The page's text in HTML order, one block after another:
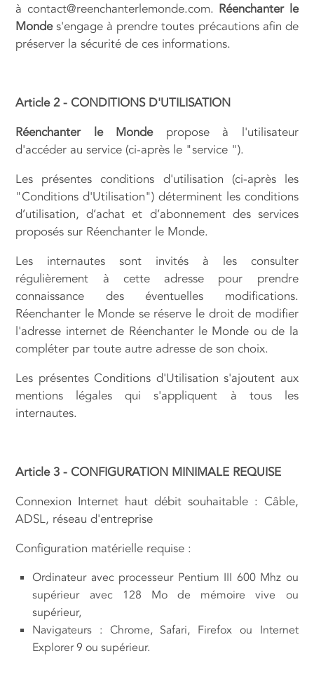
à contact@reenchanterlemonde.com. Réenchanter le
Mondes'engage à prendre toutes précautions afin de
préserver la sécurité de ces informations.
Article 2 - CONDITIONS D'UTILISATION
Réenchanter le Mondepropose à l'utilisateur
d'accéder au service (ci-après le "service ").
Les présentes conditions d'utilisation (ci-après les
"Conditions d'Utilisation") déterminent les conditions
d’utilisation, d’achat et d’abonnement des services
proposés sur Réenchanter le Monde.
Les internautes sont invités à les consulter
régulièrement à cette adresse pour prendre
connaissance des éventuelles modifications.
Réenchanter le Monde se réserve le droit de modifier
l'adresse internet de Réenchanter le Monde ou de la
compléter par toute autre adresse de son choix.
Les présentes Conditions d'Utilisation s'ajoutent aux
mentions légales qui s'appliquent à tous les
internautes.
Article 3 - CONFIGURATION MINIMALE REQUISE
Connexion Internet haut débit souhaitable : Câble,
ADSL, réseau d'entreprise
Configuration matérielle requise :
Ordinateur avec processeur Pentium III 600 Mhz ou
supérieur avec 128 Mo de mémoire vive ou
supérieur,
Navigateurs : Chrome, Safari, Firefox ou Internet
Explorer 9 ou supérieur.